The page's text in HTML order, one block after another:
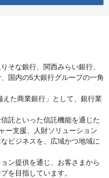
そな銀行、関西みらい銀行、
国内の5大銀行グループの一角
えた商業銀行」として、銀行業
託といった信託機能を通じた
ー支援、人財ソリューション
ビジネスを、広域かつ地域に
ン提供を通じ、お客さまから
を目指しています。